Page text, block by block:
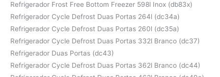
Refrigerador Frost Free Bottom Freezer 598l Inox (db83x)
Refrigerador Cycle Defrost Duas Portas 264l (dc34a)
Refrigerador Cycle Defrost Duas Portas 260l (dc35a)
Refrigerador Cycle Defrost Duas Portas 332l Branco (dc37)
Refrigerador Duas Portas (dc43)
Refrigerador Cycle Defrost Duas Portas 362l Branco (dc44)